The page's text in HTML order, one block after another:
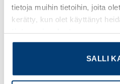
tietoja muihin tietoihin, joita
kerätty, kun olet käyttänyt
SALLI
ISO 13850
JIS C8201-1